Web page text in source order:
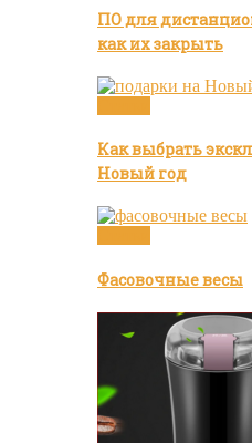
ПО для
как их закрыть
Как выбрать
Новый год
Фасовочные весы